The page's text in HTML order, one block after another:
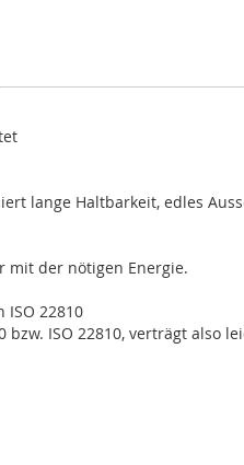
lange Haltbarkeit, edles
mit der nötigen Energie.
ISO 22810
bzw. ISO 22810, verträgt also